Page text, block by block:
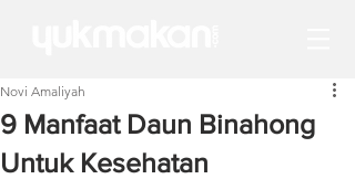
9 Manfaat Daun Binahong
Untuk Kesehatan
Novi Amaliyah